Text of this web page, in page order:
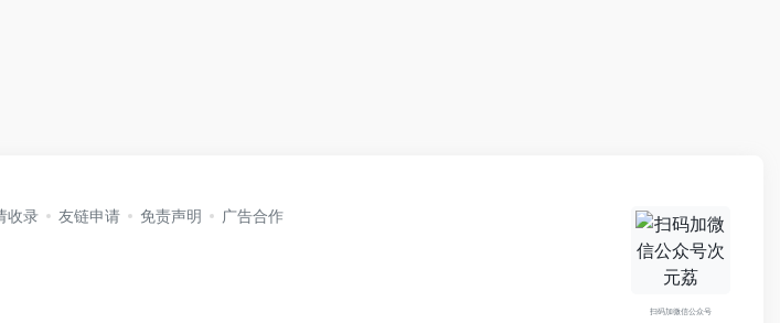
收录 友链申请 免责声明 广告合作
扫码加微信公众号